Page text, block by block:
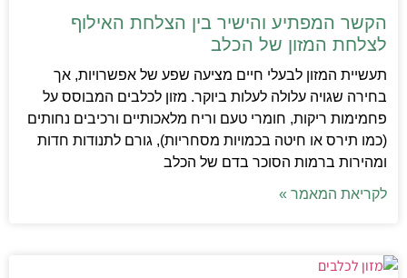
הקשר המפתיע והישיר בין הצלחת האילוף
לצלחת המזון של הכלב
תעשיית המזון לבעלי חיים מציעה שפע של אפשרויות, אך
בחירה שגויה עלולה לעלות ביוקר. מזון לכלבים המבוסס על
פחמימות ריקות, חומרי טעם וריח מלאכותיים ורכיבים נחותים
(כמו תירס או חיטה בכמויות מסחריות), גורם לתנודות חדות
ומהירות ברמות הסוכר בדם של הכלב
לקריאת המאמר »